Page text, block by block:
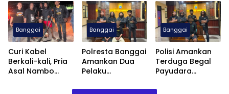
Banggai
Curi Kabel
Berkali-kali, Pria
Asal Nambo
Polresta Banggai
Banggai
Polresta Banggai
Amankan Dua
Pelaku
Anak
Banggai
Polisi Amankan
Terduga Begal
Payudara
Remaja Putri di